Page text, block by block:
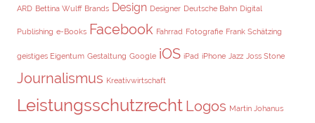
ARD Bettina Wulff Brands Design Designer Deutsche Bahn Digital
Publishing e-Books Facebook Fahrrad Fotografie Frank Schätzing
geistiges Eigentum Gestaltung Google iOS iPad iPhone Jazz Joss Stone
Journalismus Kreativwirtschaft
Leistungsschutzrecht Logos Martin Johanus